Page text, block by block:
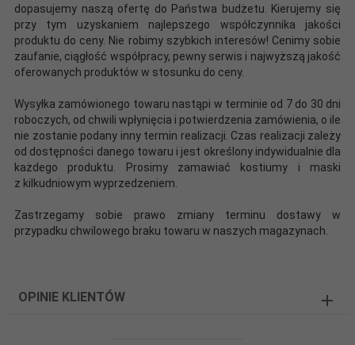
dopasujemy naszą ofertę do Państwa budżetu. Kierujemy się
przy tym uzyskaniem najlepszego współczynnika jakości
produktu do ceny. Nie robimy szybkich interesów! Cenimy sobie
zaufanie, ciągłość współpracy, pewny serwis i najwyższą jakość
oferowanych produktów w stosunku do ceny.
Wysyłka zamówionego towaru nastąpi w terminie od 7 do 30 dni
roboczych, od chwili wpłynięcia i potwierdzenia zamówienia, o ile
nie zostanie podany inny termin realizacji. Czas realizacji zależy
od dostępności danego towaru i jest określony indywidualnie dla
każdego produktu. Prosimy zamawiać kostiumy i maski
z kilkudniowym wyprzedzeniem.
Zastrzegamy sobie prawo zmiany terminu dostawy w
przypadku chwilowego braku towaru w naszych magazynach.
OPINIE KLIENTÓW